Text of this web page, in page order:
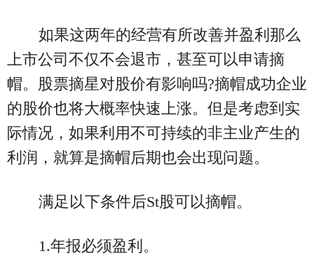
如果这两年的经营有所改善并盈利那么
上市公司不仅不会退市，甚至可以申请摘
帽。股票摘星对股价有影响吗?摘帽成功企业
的股价也将大概率快速上涨。但是考虑到实
际情况，如果利用不可持续的非主业产生的
利润，就算是摘帽后期也会出现问题。
满足以下条件后St股可以摘帽。
1.年报必须盈利。